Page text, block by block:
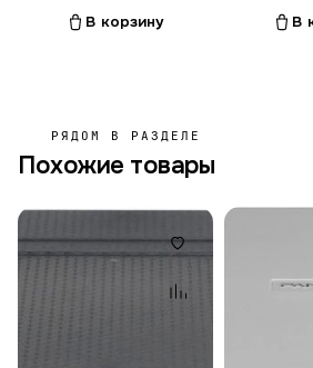
В корзину В
РЯДОМ В РАЗДЕЛЕ
Похожие товары